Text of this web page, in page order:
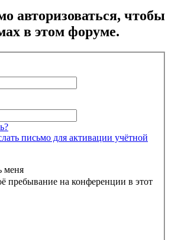
авторизоваться, чтобы
в этом форуме.
письмо для активации учётной
меня
пребывание на конференции в этот